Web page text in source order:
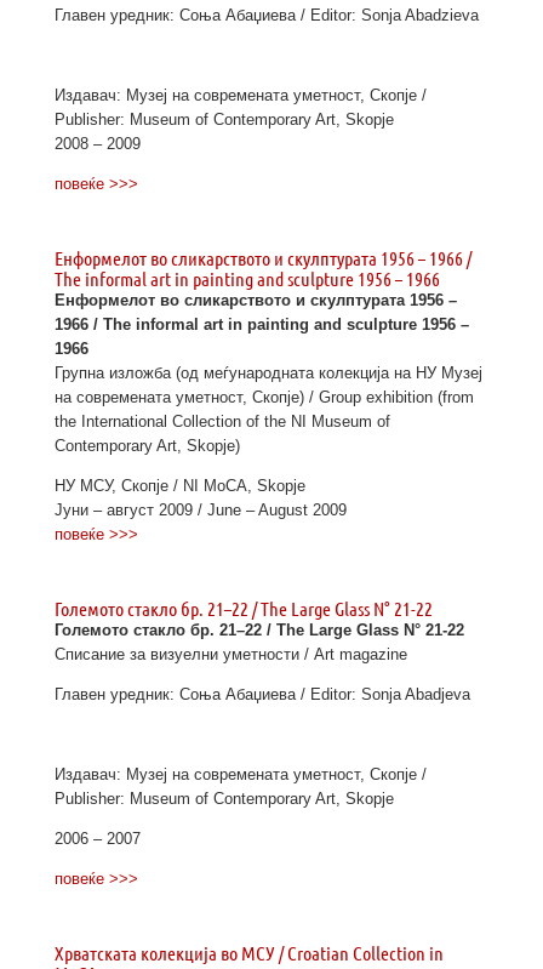
Главен уредник: Соња Абаџиева / Editor: Sonja Abadzieva
Издавач: Музеј на современата уметност, Скопје /
Publisher: Museum of Contemporary Art, Skopje
2008 – 2009
повеќе >>>
Енформелот во сликарството и скулптурата 1956 – 1966 /
The informal art in painting and sculpture 1956 – 1966
Енформелот во сликарството и скулптурата 1956 –
1966 / The informal art in painting and sculpture 1956 –
1966
Групна изложба (од меѓународната колекција на НУ Музеј
на современата уметност, Скопје) / Group exhibition (from
the International Collection of the NI Museum of
Contemporary Art, Skopje)
НУ МСУ, Скопје / NI MoCA, Skopje
Јуни – август 2009 / June – August 2009
повеќе >>>
Големото стакло бр. 21–22 / The Large Glass N° 21-22
Големото стакло бр. 21–22 / The Large Glass N° 21-22
Списание за визуелни уметности / Art magazine
Главен уредник: Соња Абаџиева / Editor: Sonja Abadjeva
Издавач: Музеј на современата уметност, Скопје /
Publisher: Museum of Contemporary Art, Skopje
2006 – 2007
повеќе >>>
Хрватската колекција во МСУ / Croatian Collection in